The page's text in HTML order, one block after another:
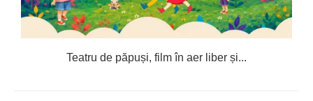
Teatru de păpuși, film în aer liber și...